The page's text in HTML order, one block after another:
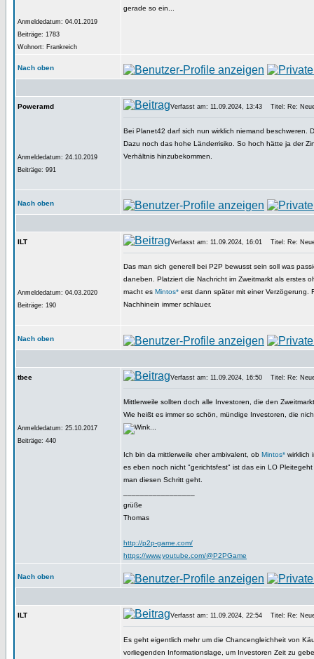
Anmeldedatum: 04.01.2019
Beiträge: 1783
Wohnort: Frankreich
gerade so ein...
Nach oben
Poweramd
Anmeldedatum: 24.10.2019
Beiträge: 991
Verfasst am: 11.09.2024, 13:43 Titel: Re:
Bei Planet42 darf sich nun wirklich niemand beschweren.
Dazu noch das hohe Länderrisiko. So hoch hätte ja der
Verhältnis hinzubekommen.
Nach oben
ILT
Anmeldedatum: 04.03.2020
Beiträge: 190
Verfasst am: 11.09.2024, 16:01 Titel: Re:
Das man sich generell bei P2P bewusst sein soll was
daneben. Platziert die Nachricht im Zweitmarkt als erstes
macht es Mintos* erst dann später mit einer Verzögerung.
Nachhinein immer schlauer.
Nach oben
tbee
Anmeldedatum: 25.10.2017
Beiträge: 440
Verfasst am: 11.09.2024, 16:50 Titel: Re:
Mittlerweile sollten doch alle Investoren, die den
Wie heißt es immer so schön, mündige Investoren, die
Ich bin da mittlerweile eher ambivalent, ob Mintos* wirklich
es eben noch nicht "gerichtsfest" ist das ein LO
man diesen Schritt geht.
grüße
Thomas
http://p2p-game.com/
https://www.youtube.com/@P2PGame
Nach oben
ILT Verfasst am: 11.09.2024, 22:54 Titel: Re:
Es geht eigentlich mehr um die Chancengleichheit von
vorliegenden Informationslage, um Investoren Zeit zu